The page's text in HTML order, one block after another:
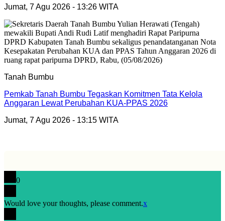
Jumat, 7 Agu 2026 - 13:26 WITA
Tanah Bumbu
Pemkab Tanah Bumbu Tegaskan Komitmen Tata Kelola
Anggaran Lewat Perubahan KUA-PPAS 2026
Jumat, 7 Agu 2026 - 13:15 WITA
0
Would love your thoughts, please comment.x